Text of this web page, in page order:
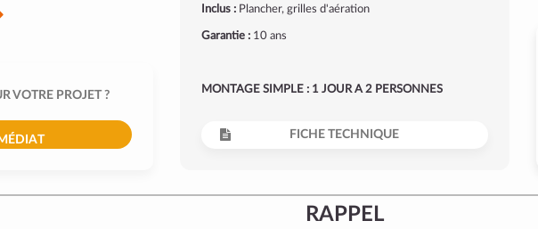
VOTRE PROJET ?
Inclus :Plancher, grilles d'aération
Garantie :10 ans
MONTAGE SIMPLE : 1 JOUR A 2 PERSONNES
FICHE TECHNIQUE
RAPPEL